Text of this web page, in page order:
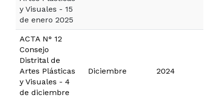
y Visuales - 15
de enero 2025
ACTA N° 12
Consejo
Distrital de
Artes Plásticas
y Visuales - 4
de diciembre
Diciembre 2024